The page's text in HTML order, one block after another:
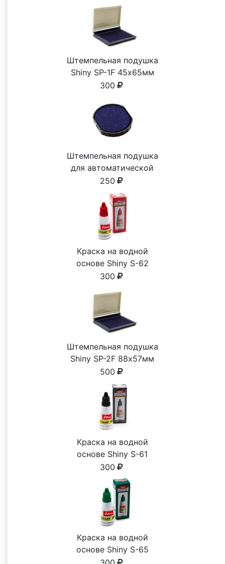
Штемпельная подушка
Shiny SP-1F 45х65мм
300
Штемпельная подушка
для автоматической
печати
250
Краска на водной
основе Shiny S-62
КРАСНАЯ 28ml
300
Штемпельная подушка
Shiny SP-2F 88х57мм
500
Краска на водной
основе Shiny S-61
ЧЕРНАЯ 28ml
300
Краска на водной
основе Shiny S-65
ЗЕЛЕНАЯ 28ml